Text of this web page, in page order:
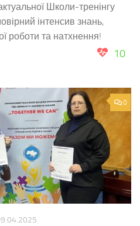
Школи-тренінгу
інтенсив знань,
роботи та натхнення!
10
0